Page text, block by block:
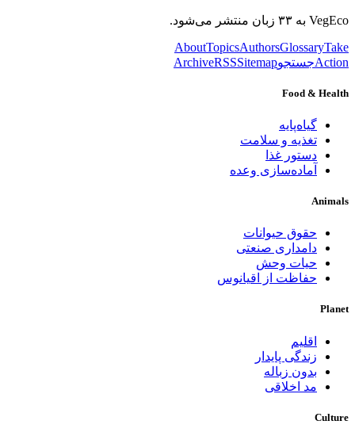
VegEco به ۳۳ زبان منتشر می‌شود.
AboutTopicsAuthorsGlossaryTake
Actionجستجو ArchiveRSSSitemap
Food & Health
گیاه‌پایه
تغذیه و سلامت
دستور غذا
آماده‌سازی وعده
Animals
حقوق حیوانات
دامداری صنعتی
حیات وحش
حفاظت از اقیانوس
Planet
اقلیم
زندگی پایدار
بدون زباله
مد اخلاقی
Culture